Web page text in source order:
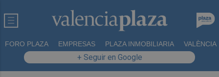
FORO PLAZA EMPRESAS PLAZA INMOBILIARIA VALÈNCIA
+ Seguir en Google